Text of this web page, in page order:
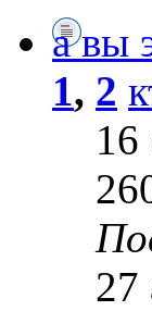
а вы
1, 2
16
27